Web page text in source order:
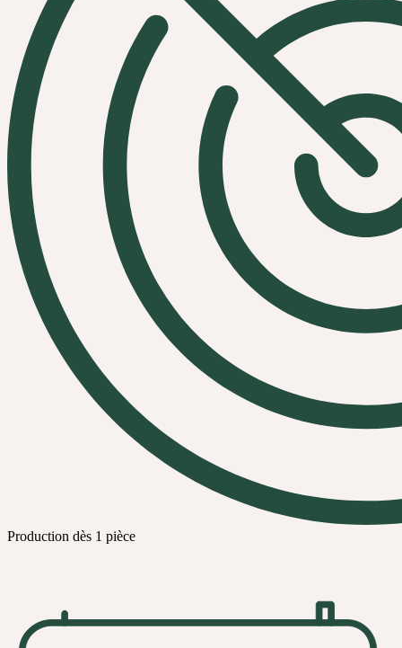
Production dès 1 pièce